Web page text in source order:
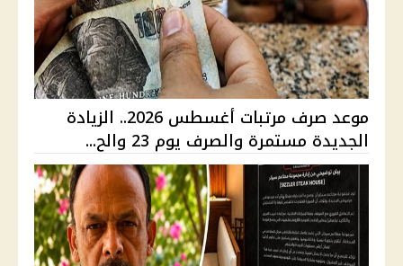
موعد صرف مرتبات أغسطس 2026.. الزيادة
الجديدة مستمرة والصرف يوم 23 والح...